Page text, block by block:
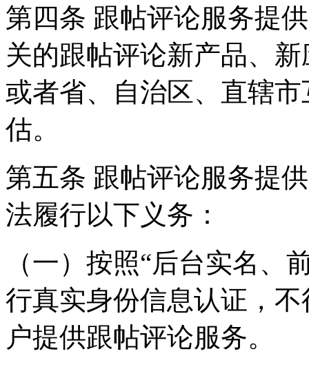
第四条 跟帖评论服务提
关的跟帖评论新产品、
或者省、自治区、直辖
估。
第五条 跟帖评论服务提
法履行以下义务：
（一）按照“后台实名、
行真实身份信息认证，
户提供跟帖评论服务。